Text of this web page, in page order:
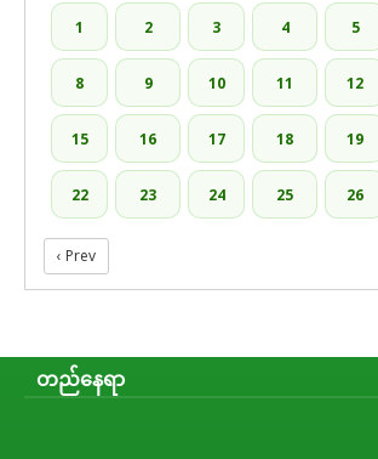
1 2 3 4 5
8 9 10 11 12
15 16 17 18 19
22 23 24 25 26
‹ Prev
တည်နေရာ